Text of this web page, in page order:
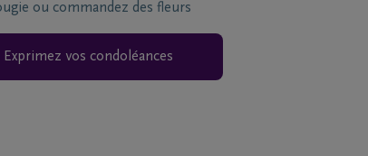
ou commandez des fleurs
Exprimez vos condoléances